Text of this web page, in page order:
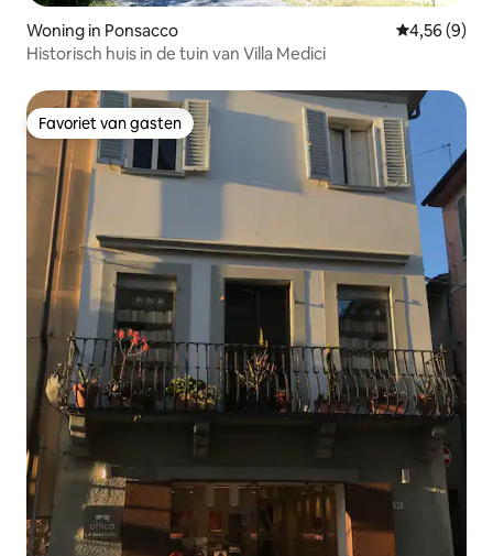
Woning in Ponsacco Gemiddelde
4,56 (9)
Historisch huis in de tuin van Villa Medici
Favoriet van gasten
Favoriet van gasten